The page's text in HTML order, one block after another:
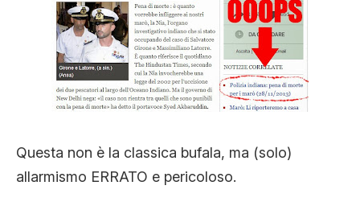
COMPLOTTI, LEGGENDE URBANE ED
EVERGREEN
TRUFFE E SOCIAL NETWORK
Questa non è la classica bufala, ma (solo)
allarmismo ERRATO e pericoloso.